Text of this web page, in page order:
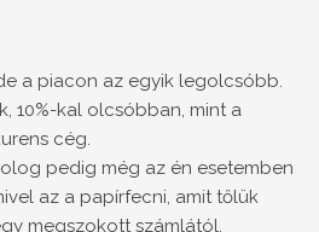
a piacon az egyik legolcsóbb.
10%-kal olcsóbban, mint a
cég.
pedig még az én esetemben
az a papírfecni, amit tőlük
megszokott számlától.